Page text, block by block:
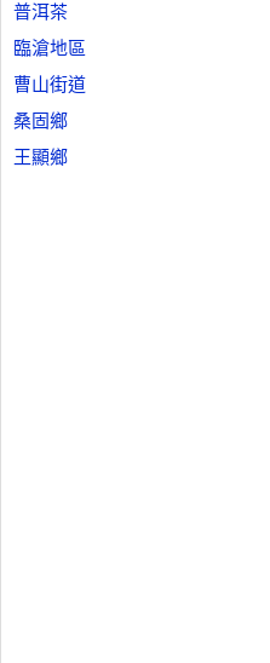
普洱茶
臨滄地區
曹山街道
桑固鄉
王顯鄉